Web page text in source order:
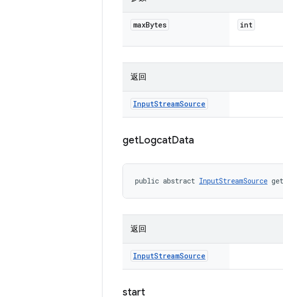
maxBytes int
返回
InputStreamSource
getLogcatData
public abstract InputStreamSource
返回
InputStreamSource
start